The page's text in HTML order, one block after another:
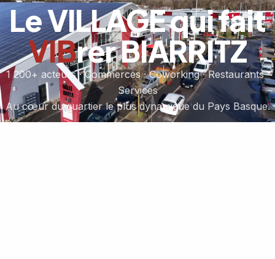
Le VILLAGE qui fait
VIBrer BIARRITZ
1 200+ acteurs · Commerces · Coworking · Restaurants ·
Services
Au cœur du quartier le plus dynamique du Pays Basque.